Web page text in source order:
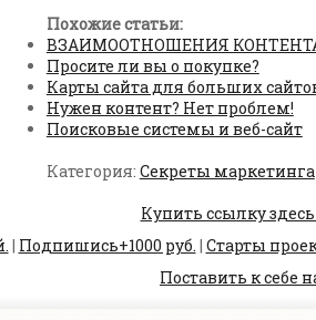
Похожие статьи:
ВЗАИМООТНОШЕНИЯ
Просите ли вы о покупке?
Карты сайта для больших
Нужен контент? Нет проблем!
Поисковые системы и веб-сайт
Категория: Секреты маркетинга
Купить ссылку здесь
| Подпишись+1000 руб. | Старты
Поставить к себе